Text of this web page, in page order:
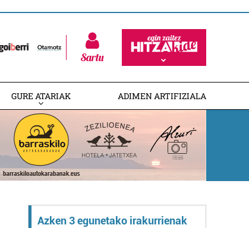
Sartu
GURE ATARIAK ADIMEN ARTIFIZIALA
Azken 3 egunetako irakurrienak